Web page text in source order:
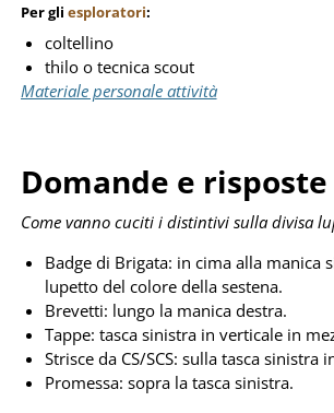
Per gli esploratori:
coltellino
thilo o tecnica scout
Materiale personale attività
Domande e risposte
Come vanno cuciti i distintivi sulla divisa
Badge di Brigata: in cima alla manica
lupetto del colore della sestena.
Brevetti: lungo la manica destra.
Tappe: tasca sinistra in verticale in
Strisce da CS/SCS: sulla tasca sinistra
Promessa: sopra la tasca sinistra.